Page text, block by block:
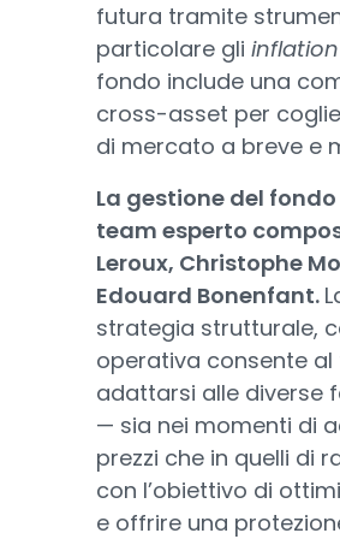
futura tramite
particolare gli
fondo include una
cross-asset per
di mercato a breve e
La gestione del
team esperto
Leroux, Christophe
Edouard Bonenfant.
strategia strutturale,
operativa consente al
adattarsi alle diverse
— sia nei momenti di
prezzi che in quelli di
con l’obiettivo di
e offrire una